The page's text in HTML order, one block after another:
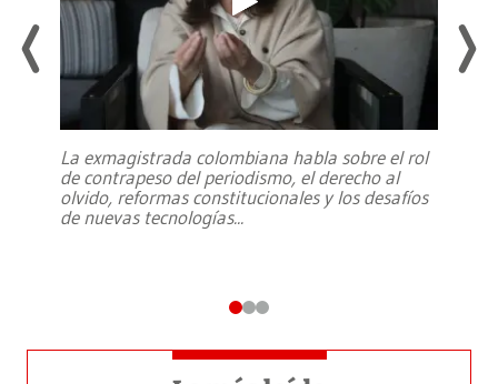
La exmagistrada colombiana habla sobre el rol
de contrapeso del periodismo, el derecho al
olvido, reformas constitucionales y los desafíos
de nuevas tecnologías...